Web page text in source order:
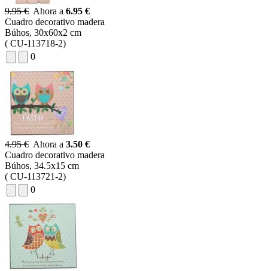
9.95 € Ahora a 6.95 €
Cuadro decorativo madera
Búhos, 30x60x2 cm
( CU-113718-2)
0
4.95 € Ahora a 3.50 €
Cuadro decorativo madera
Búhos, 34.5x15 cm
( CU-113721-2)
0